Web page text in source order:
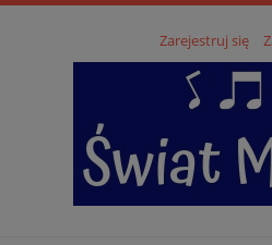
Zarejestruj się